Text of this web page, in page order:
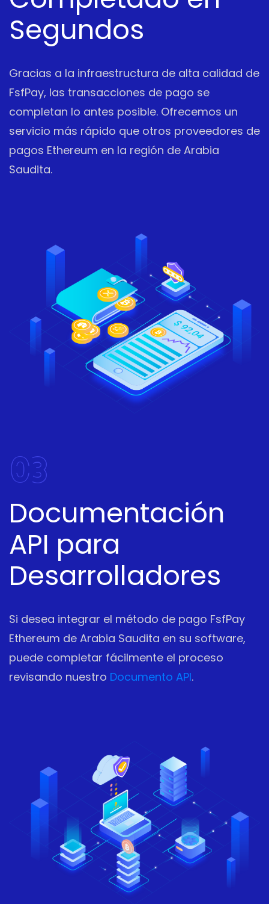
Segundos
Gracias a la infraestructura de alta calidad de
FsfPay, las transacciones de pago se
completan lo antes posible. Ofrecemos un
servicio más rápido que otros proveedores de
pagos Ethereum en la región de Arabia
Saudita.
03
Documentación
API para
Desarrolladores
Si desea integrar el método de pago FsfPay
Ethereum de Arabia Saudita en su software,
puede completar fácilmente el proceso
revisando nuestro Documento API.